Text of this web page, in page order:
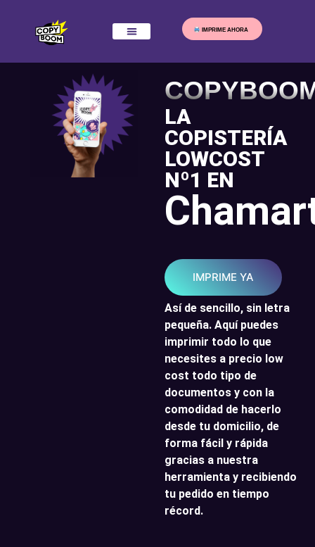
IMPRIME AHORA
LA
COPISTERÍA
LOWCOST
Nº1 EN
IMPRIME YA
Así de sencillo, sin letra
pequeña. Aquí puedes
imprimir todo lo que
necesites a precio low
cost todo tipo de
documentos y con la
comodidad de hacerlo
desde tu domicilio, de
forma fácil y rápida
gracias a nuestra
herramienta y recibiendo
tu pedido en tiempo
récord.